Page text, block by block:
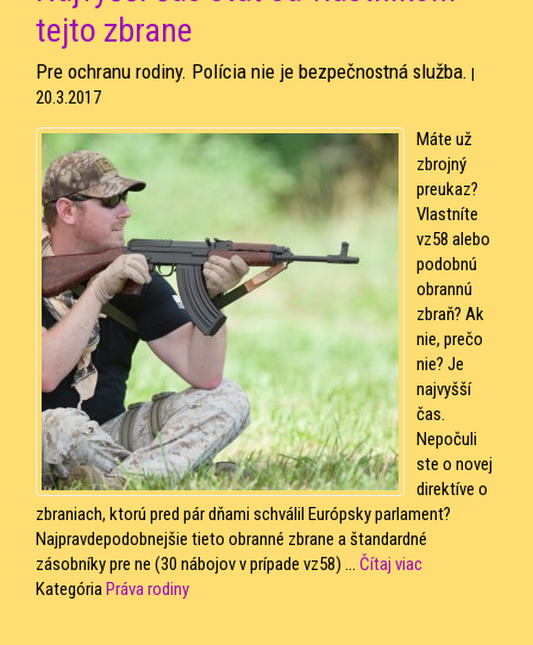
tejto zbrane
Pre ochranu rodiny. Polícia nie je bezpečnostná služba. |
20.3.2017
Máte už
zbrojný
preukaz?
Vlastníte
vz58 alebo
podobnú
obrannú
zbraň? Ak
nie, prečo
nie? Je
najvyšší
čas.
Nepočuli
ste o novej
direktíve o
zbraniach, ktorú pred pár dňami schválil Európsky parlament?
Najpravdepodobnejšie tieto obranné zbrane a štandardné
zásobníky pre ne (30 nábojov v prípade vz58) ... Čítaj viac
KategóriaPráva rodiny